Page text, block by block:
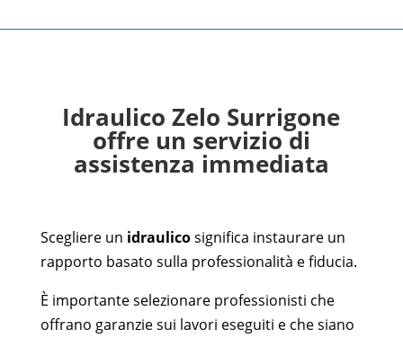
Idraulico Zelo Surrigone
offre un servizio di
assistenza immediata
Scegliere un idraulicosignifica instaurare un
rapporto basato sulla professionalità e fiducia.
È importante selezionare professionisti che
offrano garanzie sui lavori eseguiti e che siano